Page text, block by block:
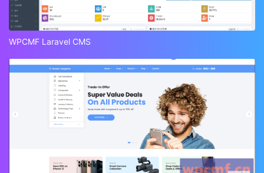
WPCMF Laravel CMS